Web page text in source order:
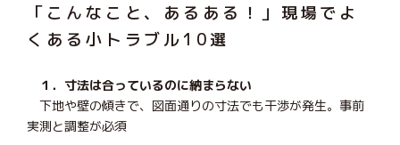
「こんなこと、あるある！」現場でよ
くある小トラブル10選
１．寸法は合っているのに納まらない
下地や壁の傾きで、図面通りの寸法でも干渉が発生。事前
実測と調整が必須